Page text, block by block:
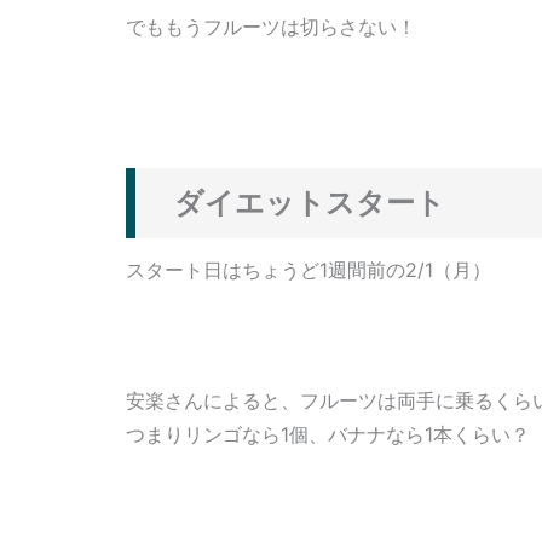
でももうフルーツは切らさない！
ダイエットスタート
スタート日はちょうど1週間前の2/1（月）
安楽さんによると、フルーツは両手に乗るくら
つまりリンゴなら1個、バナナなら1本くらい？